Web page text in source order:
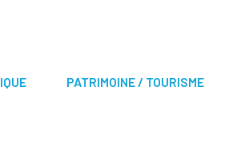
PATRIMOINE / TOURISME